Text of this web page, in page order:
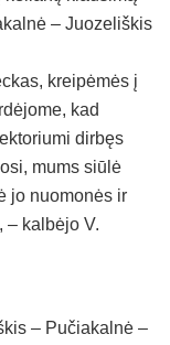
– Juozeliškis
kreipėmės į
kad
dirbęs
mums siūlė
jo nuomonės ir
– kalbėjo V.
– Pučiakalnė –